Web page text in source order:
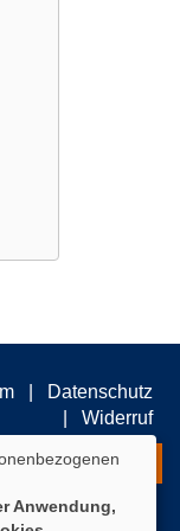
Datenschutz
Widerruf
Widerrufsformular
Anwendung,